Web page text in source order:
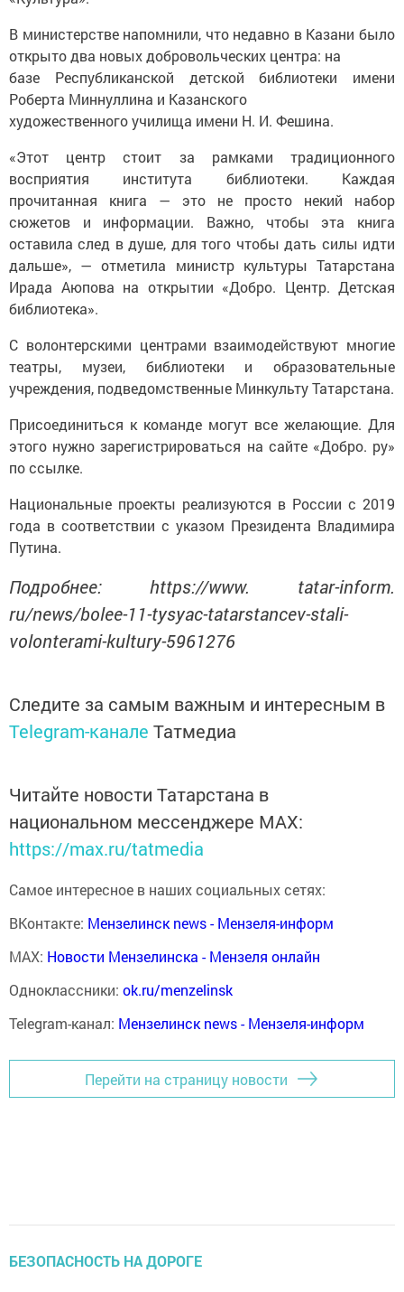
В министерстве напомнили, что недавно в Казани было
открыто два новых добровольческих центра: на
базе Республиканской детской библиотеки имени
Роберта Миннуллина и Казанского
художественного училища имени Н. И. Фешина.
«Этот центр стоит за рамками традиционного
восприятия института библиотеки. Каждая
прочитанная книга — это не просто некий набор
сюжетов и информации. Важно, чтобы эта книга
оставила след в душе, для того чтобы дать силы идти
дальше», — отметила министр культуры Татарстана
Ирада Аюпова на открытии «Добро. Центр. Детская
библиотека».
С волонтерскими центрами взаимодействуют многие
театры, музеи, библиотеки и образовательные
учреждения, подведомственные Минкульту Татарстана.
Присоединиться к команде могут все желающие. Для
этого нужно зарегистрироваться на сайте «Добро. ру»
по ссылке.
Национальные проекты реализуются в России с 2019
года в соответствии с указом Президента Владимира
Путина.
Подробнее: https://www. tatar-inform.
ru/news/bolee-11-tysyac-tatarstancev-stali-
volonterami-kultury-5961276
Следите за самым важным и интересным в
Telegram-канале Татмедиа
Читайте новости Татарстана в
национальном мессенджере MАХ:
https://max.ru/tatmedia
Самое интересное в наших социальных сетях:
ВКонтакте: Мензелинск news - Мензеля-информ
MAX: Новости Мензелинска - Мензеля онлайн
Одноклассники: ok.ru/menzelinsk
Telegram-канал: Мензелинск news - Мензеля-информ
Перейти на страницу новости
БЕЗОПАСНОСТЬ НА ДОРОГЕ